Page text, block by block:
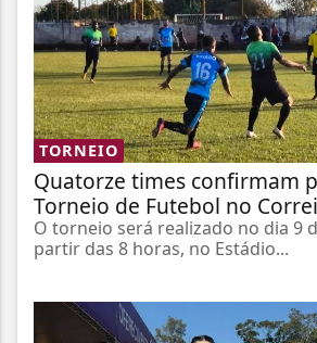
TORNEIO
Quatorze times confirmam
Torneio de Futebol no
O torneio será realizado no dia 9
partir das 8 horas, no Estádio...